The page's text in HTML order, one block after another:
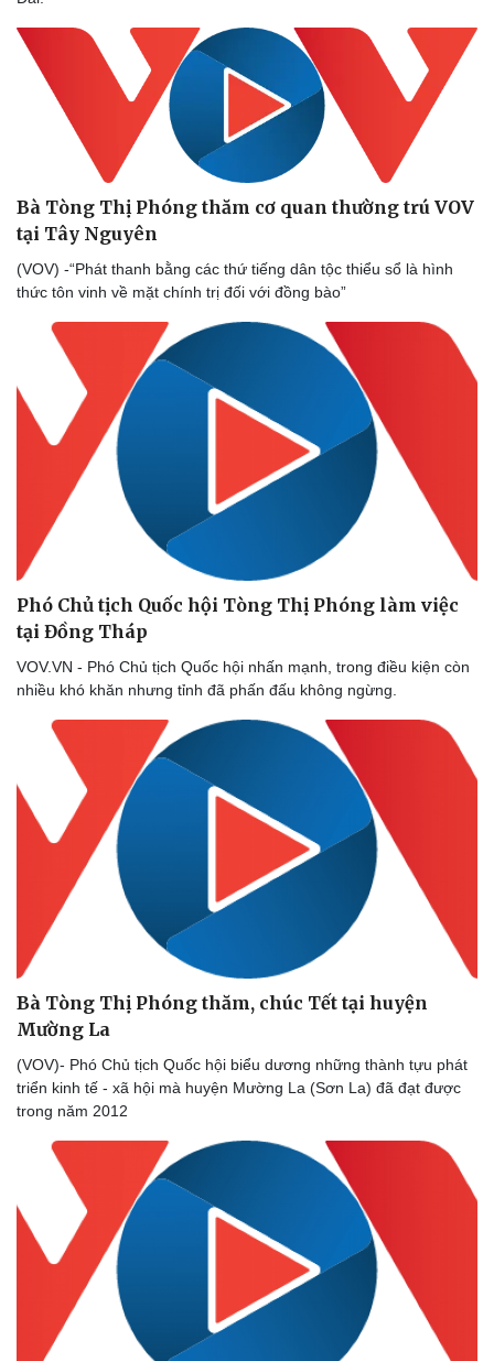
Pháp luật
Tin nóng
Tư vấn luật
Việt Nam
Phân tích
Bà Tòng Thị Phóng thăm cơ quan thường trú VOV
tại Tây Nguyên
(VOV) -“Phát thanh bằng các thứ tiếng dân tộc thiểu sổ là hình
thức tôn vinh về mặt chính trị đối với đồng bào”
Phó Chủ tịch Quốc hội Tòng Thị Phóng làm việc
tại Đồng Tháp
VOV.VN - Phó Chủ tịch Quốc hội nhấn mạnh, trong điều kiện còn
nhiều khó khăn nhưng tỉnh đã phấn đấu không ngừng.
Bà Tòng Thị Phóng thăm, chúc Tết tại huyện
Mường La
(VOV)- Phó Chủ tịch Quốc hội biểu dương những thành tựu phát
triển kinh tế - xã hội mà huyện Mường La (Sơn La) đã đạt được
trong năm 2012